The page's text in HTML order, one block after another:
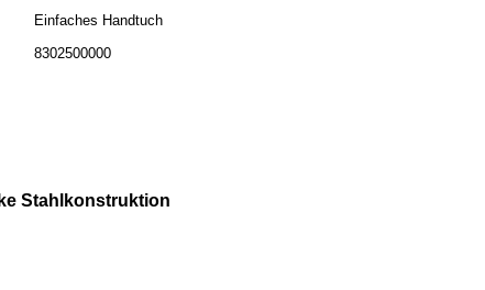
Einfaches Handtuch
8302500000
Stahlkonstruktion